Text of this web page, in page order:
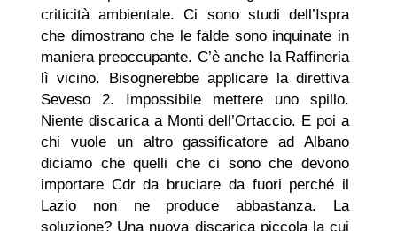
criticità ambientale. Ci sono studi dell’Ispra
che dimostrano che le falde sono inquinate in
maniera preoccupante. C’è anche la Raffineria
lì vicino. Bisognerebbe applicare la direttiva
Seveso 2. Impossibile mettere uno spillo.
Niente discarica a Monti dell’Ortaccio. E poi a
chi vuole un altro gassificatore ad Albano
diciamo che quelli che ci sono che devono
importare Cdr da bruciare da fuori perché il
Lazio non ne produce abbastanza. La
soluzione? Una nuova discarica piccola la cui